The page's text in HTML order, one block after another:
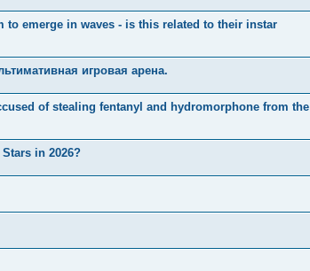
to emerge in waves - is this related to their instar
игровая арена.
of stealing fentanyl and hydromorphone from the
in 2026?